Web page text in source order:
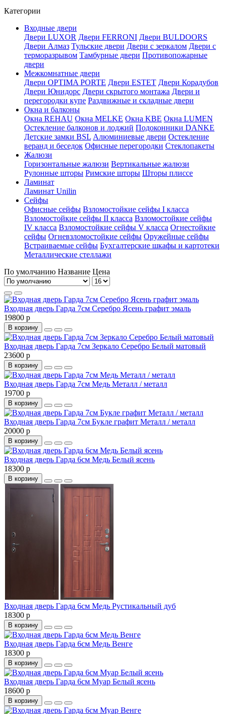
Категории
Входные двери
Двери LUXOR Двери FERRONI Двери BULDOORS
Двери Алмаз Тульские двери Двери с зеркалом Двери с
терморазрывом Тамбурные двери Противопожарные
двери
Межкомнатные двери
Двери OPTIMA PORTE Двери ESTET Двери Корадубов
Двери Юнидорс Двери скрытого монтажа Двери и
перегородки купе Раздвижные и складные двери
Окна и балконы
Окна REHAU Окна MELKE Окна KBE Окна LUMEN
Остекление балконов и лоджий Подоконники DANKE
Детские замки BSL Алюминиевые двери Остекление
веранд и беседок Офисные перегородки Стеклопакеты
Жалюзи
Горизонтальные жалюзи Вертикальные жалюзи
Рулонные шторы Римские шторы Шторы плиссе
Ламинат
Ламинат Unilin
Сейфы
Офисные сейфы Взломостойкие сейфы I класса
Взломостойкие сейфы II класса Взломостойкие сейфы
IV класса Взломостойкие сейфы V класса Огнестойкие
сейфы Огневзломостойкие сейфы Оружейные сейфы
Встраиваемые сейфы Бухгалтерские шкафы и картотеки
Металлические стеллажи
По умолчанию Название Цена
Входная дверь Гарда 7см Серебро Ясень графит эмаль
19800 р
В корзину
Входная дверь Гарда 7см Зеркало Серебро Белый матовый
23600 р
В корзину
Входная дверь Гарда 7см Медь Металл / металл
19700 р
В корзину
Входная дверь Гарда 7см Букле графит Металл / металл
20000 р
В корзину
Входная дверь Гарда 6см Медь Белый ясень
18300 р
В корзину
Входная дверь Гарда 6см Медь Рустикальный дуб
18300 р
В корзину
Входная дверь Гарда 6см Медь Венге
18300 р
В корзину
Входная дверь Гарда 6см Муар Белый ясень
18600 р
В корзину